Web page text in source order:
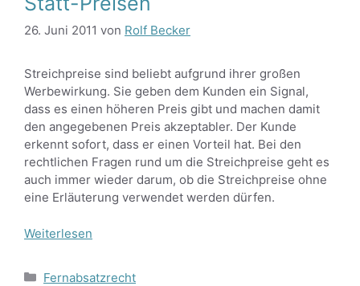
26. Juni 2011 von Rolf Becker
Streichpreise sind beliebt aufgrund ihrer großen
Werbewirkung. Sie geben dem Kunden ein Signal,
dass es einen höheren Preis gibt und machen damit
den angegebenen Preis akzeptabler. Der Kunde
erkennt sofort, dass er einen Vorteil hat. Bei den
rechtlichen Fragen rund um die Streichpreise geht es
auch immer wieder darum, ob die Streichpreise ohne
eine Erläuterung verwendet werden dürfen.
Weiterlesen
Kategorien
Fernabsatzrecht